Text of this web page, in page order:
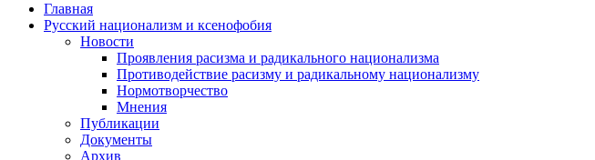
Главная
Русский национализм и ксенофобия
Новости
Проявления расизма и радикального национализма
Противодействие расизму и радикальному национализму
Нормотворчество
Мнения
Публикации
Документы
Архив